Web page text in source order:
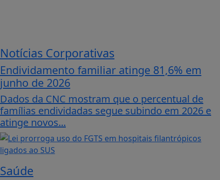
Notícias Corporativas
Endividamento familiar atinge 81,6% em
junho de 2026
Dados da CNC mostram que o percentual de
famílias endividadas segue subindo em 2026 e
atinge novos...
Saúde